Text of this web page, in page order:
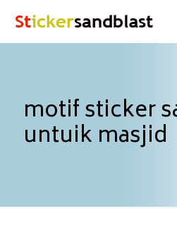
motif sticker
untuik masjid